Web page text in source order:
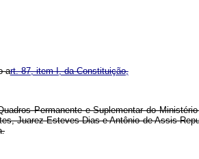
art. 87, item I, da Constituição,
Permanente e Suplementar do
Juarez Esteves Dias e Antônio de Assis